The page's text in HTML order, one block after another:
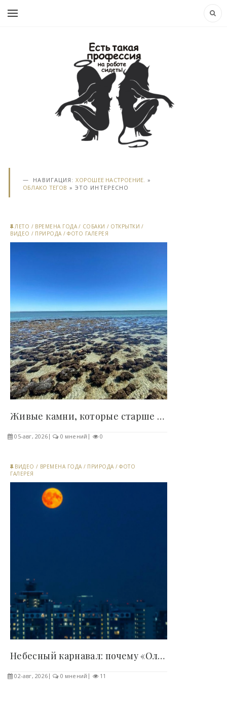
НАВИГАЦИЯ:ХОРОШЕЕ НАСТРОЕНИЕ. »
ОБЛАКО ТЕГОВ » ЭТО ИНТЕРЕСНО
ЛЕТО / ВРЕМЕНА ГОДА / СОБАКИ / ОТКРЫТКИ /
ВИДЕО / ПРИРОДА /ФОТО ГАЛЕРЕЯ
Живые камни, которые старше цивилизации: история..
05-авг, 2026 0 мнений 0
ВИДЕО / ВРЕМЕНА ГОДА / ПРИРОДА /ФОТО
ГАЛЕРЕЯ
Небесный карнавал: почему «Оленье полнолуние»..
02-авг, 2026 0 мнений 11